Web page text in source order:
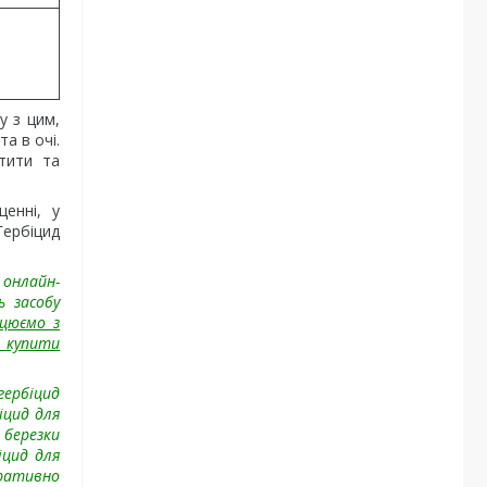
з цим,
в очі.
та
у
засобу
з
купити
для
для